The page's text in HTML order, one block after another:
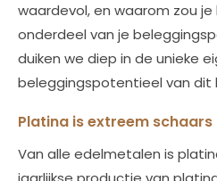
waardevol, en waarom zou
onderdeel van je
duiken we diep in de unieke
beleggingspotentieel van dit
Platina is extreem schaars
Van alle edelmetalen is